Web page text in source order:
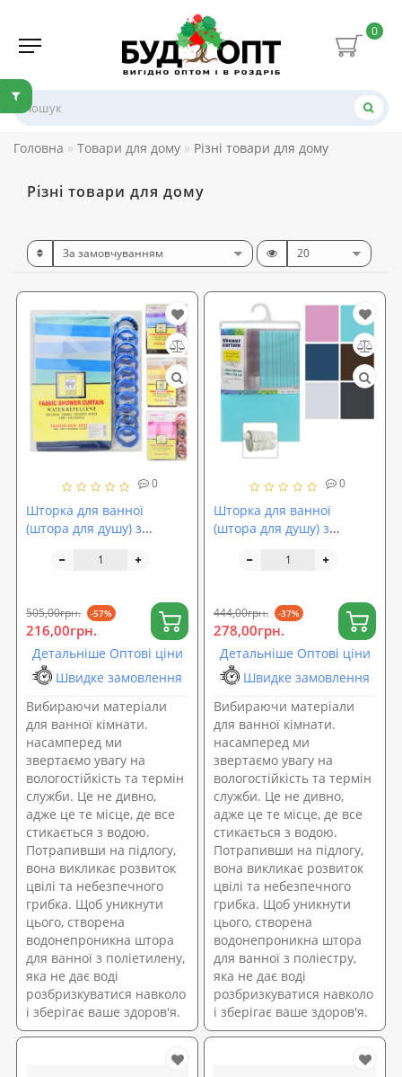
0
Головна Товари для дому Різні товари для дому
Різні товари для дому
0
Шторка для ванної
(штора для душу) з
водонепроникна 170х180
505,00грн. -57%
216,00грн.
Детальніше Оптові ціни
Швидке замовлення
Вибираючи матеріали
для ванної кімнати.
насамперед ми
звертаємо увагу на
вологостійкість та термін
служби. Це не дивно,
адже це те місце, де все
стикається з водою.
Потрапивши на підлогу,
вона викликає розвиток
цвілі та небезпечного
грибка. Щоб уникнути
цього, створена
водонепроникна штора
для ванної з поліетилену,
яка не дає воді
розбризкуватися навколо
і зберігає ваше здоров'я.
0
Шторка для ванної
(штора для душу) з
водонепроникна
444,00грн. -37%
278,00грн.
Детальніше Оптові ціни
Швидке замовлення
Вибираючи матеріали
для ванної кімнати.
насамперед ми
звертаємо увагу на
вологостійкість та термін
служби. Це не дивно,
адже це те місце, де все
стикається з водою.
Потрапивши на підлогу,
вона викликає розвиток
цвілі та небезпечного
грибка. Щоб уникнути
цього, створена
водонепроникна штора
для ванної з поліестру,
яка не дає воді
розбризкуватися навколо
і зберігає ваше здоров'я.